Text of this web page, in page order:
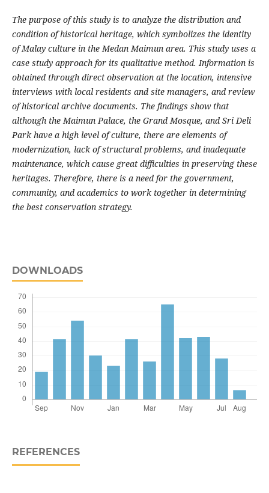
The purpose of this study is to analyze the distribution and
condition of historical heritage, which symbolizes the identity
of Malay culture in the Medan Maimun area. This study uses a
case study approach for its qualitative method. Information is
obtained through direct observation at the location, intensive
interviews with local residents and site managers, and review
of historical archive documents. The findings show that
although the Maimun Palace, the Grand Mosque, and Sri Deli
Park have a high level of culture, there are elements of
modernization, lack of structural problems, and inadequate
maintenance, which cause great difficulties in preserving these
heritages. Therefore, there is a need for the government,
community, and academics to work together in determining
the best conservation strategy.
DOWNLOADS
REFERENCES